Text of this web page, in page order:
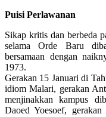
Puisi Perlawanan
Sikap kritis dan berbeda
selama Orde Baru
bersamaan dengan
1973.
Gerakan 15 Januari di
idiom Malari, gerakan
menjinakkan kampus
Daoed Yoesoef,